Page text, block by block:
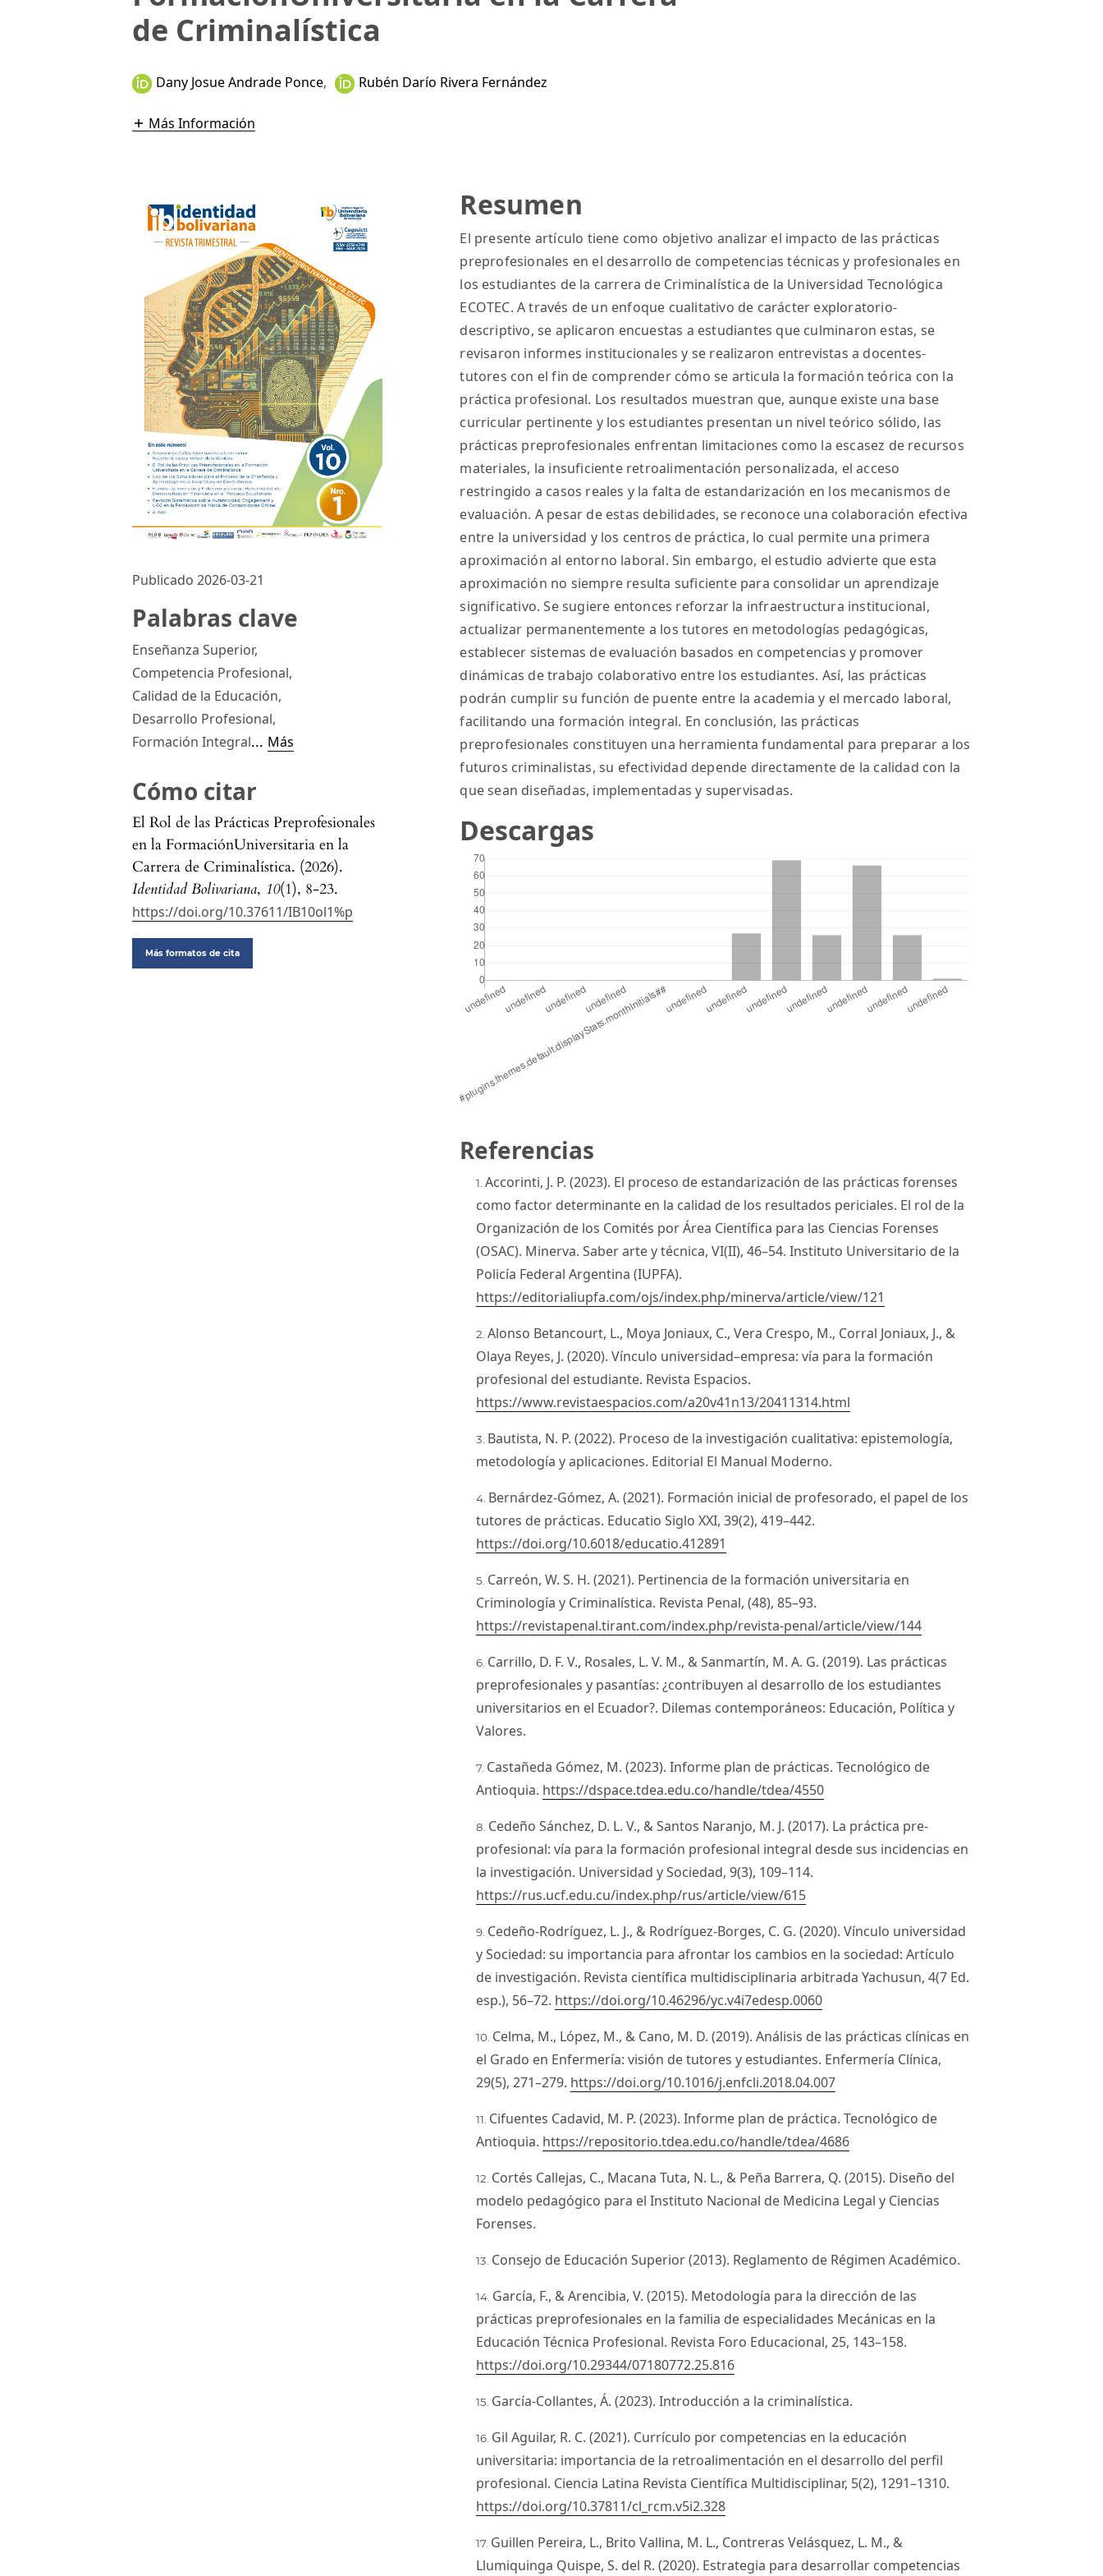
de Criminalística
Dany Josue Andrade Ponce, Rubén Darío Rivera Fernández
Más Información
Publicado 2026-03-21
Palabras clave
Enseñanza Superior,
Competencia Profesional,
Calidad de la Educación,
Desarrollo Profesional,
Formación Integral... Más
Cómo citar
El Rol de las Prácticas Preprofesionales
en la FormaciónUniversitaria en la
Carrera de Criminalística. (2026).
Identidad Bolivariana, 10(1), 8-23.
https://doi.org/10.37611/IB10ol1%p
Más formatos de cita
Resumen
El presente artículo tiene como objetivo analizar el impacto de las prácticas
preprofesionales en el desarrollo de competencias técnicas y profesionales en
los estudiantes de la carrera de Criminalística de la Universidad Tecnológica
ECOTEC. A través de un enfoque cualitativo de carácter exploratorio-
descriptivo, se aplicaron encuestas a estudiantes que culminaron estas, se
revisaron informes institucionales y se realizaron entrevistas a docentes-
tutores con el fin de comprender cómo se articula la formación teórica con la
práctica profesional. Los resultados muestran que, aunque existe una base
curricular pertinente y los estudiantes presentan un nivel teórico sólido, las
prácticas preprofesionales enfrentan limitaciones como la escasez de recursos
materiales, la insuficiente retroalimentación personalizada, el acceso
restringido a casos reales y la falta de estandarización en los mecanismos de
evaluación. A pesar de estas debilidades, se reconoce una colaboración efectiva
entre la universidad y los centros de práctica, lo cual permite una primera
aproximación al entorno laboral. Sin embargo, el estudio advierte que esta
aproximación no siempre resulta suficiente para consolidar un aprendizaje
significativo. Se sugiere entonces reforzar la infraestructura institucional,
actualizar permanentemente a los tutores en metodologías pedagógicas,
establecer sistemas de evaluación basados en competencias y promover
dinámicas de trabajo colaborativo entre los estudiantes. Así, las prácticas
podrán cumplir su función de puente entre la academia y el mercado laboral,
facilitando una formación integral. En conclusión, las prácticas
preprofesionales constituyen una herramienta fundamental para preparar a los
futuros criminalistas, su efectividad depende directamente de la calidad con la
que sean diseñadas, implementadas y supervisadas.
Descargas
Referencias
Accorinti, J. P. (2023). El proceso de estandarización de las prácticas forenses
como factor determinante en la calidad de los resultados periciales. El rol de la
Organización de los Comités por Área Científica para las Ciencias Forenses
(OSAC). Minerva. Saber arte y técnica, VI(II), 46–54. Instituto Universitario de la
Policía Federal Argentina (IUPFA).
https://editorialiupfa.com/ojs/index.php/minerva/article/view/121
Alonso Betancourt, L., Moya Joniaux, C., Vera Crespo, M., Corral Joniaux, J., &
Olaya Reyes, J. (2020). Vínculo universidad–empresa: vía para la formación
profesional del estudiante. Revista Espacios.
https://www.revistaespacios.com/a20v41n13/20411314.html
Bautista, N. P. (2022). Proceso de la investigación cualitativa: epistemología,
metodología y aplicaciones. Editorial El Manual Moderno.
Bernárdez-Gómez, A. (2021). Formación inicial de profesorado, el papel de los
tutores de prácticas. Educatio Siglo XXI, 39(2), 419–442.
https://doi.org/10.6018/educatio.412891
Carreón, W. S. H. (2021). Pertinencia de la formación universitaria en
Criminología y Criminalística. Revista Penal, (48), 85–93.
https://revistapenal.tirant.com/index.php/revista-penal/article/view/144
Carrillo, D. F. V., Rosales, L. V. M., & Sanmartín, M. A. G. (2019). Las prácticas
preprofesionales y pasantías: ¿contribuyen al desarrollo de los estudiantes
universitarios en el Ecuador?. Dilemas contemporáneos: Educación, Política y
Valores.
Castañeda Gómez, M. (2023). Informe plan de prácticas. Tecnológico de
Antioquia. https://dspace.tdea.edu.co/handle/tdea/4550
Cedeño Sánchez, D. L. V., & Santos Naranjo, M. J. (2017). La práctica pre-
profesional: vía para la formación profesional integral desde sus incidencias en
la investigación. Universidad y Sociedad, 9(3), 109–114.
https://rus.ucf.edu.cu/index.php/rus/article/view/615
Cedeño-Rodríguez, L. J., & Rodríguez-Borges, C. G. (2020). Vínculo universidad
y Sociedad: su importancia para afrontar los cambios en la sociedad: Artículo
de investigación. Revista científica multidisciplinaria arbitrada Yachusun, 4(7 Ed.
esp.), 56–72. https://doi.org/10.46296/yc.v4i7edesp.0060
Celma, M., López, M., & Cano, M. D. (2019). Análisis de las prácticas clínicas en
el Grado en Enfermería: visión de tutores y estudiantes. Enfermería Clínica,
29(5), 271–279. https://doi.org/10.1016/j.enfcli.2018.04.007
Cifuentes Cadavid, M. P. (2023). Informe plan de práctica. Tecnológico de
Antioquia. https://repositorio.tdea.edu.co/handle/tdea/4686
Cortés Callejas, C., Macana Tuta, N. L., & Peña Barrera, Q. (2015). Diseño del
modelo pedagógico para el Instituto Nacional de Medicina Legal y Ciencias
Forenses.
Consejo de Educación Superior (2013). Reglamento de Régimen Académico.
García, F., & Arencibia, V. (2015). Metodología para la dirección de las
prácticas preprofesionales en la familia de especialidades Mecánicas en la
Educación Técnica Profesional. Revista Foro Educacional, 25, 143–158.
https://doi.org/10.29344/07180772.25.816
García-Collantes, Á. (2023). Introducción a la criminalística.
Gil Aguilar, R. C. (2021). Currículo por competencias en la educación
universitaria: importancia de la retroalimentación en el desarrollo del perfil
profesional. Ciencia Latina Revista Científica Multidisciplinar, 5(2), 1291–1310.
https://doi.org/10.37811/cl_rcm.v5i2.328
Guillen Pereira, L., Brito Vallina, M. L., Contreras Velásquez, L. M., &
Llumiquinga Quispe, S. del R. (2020). Estrategia para desarrollar competencias